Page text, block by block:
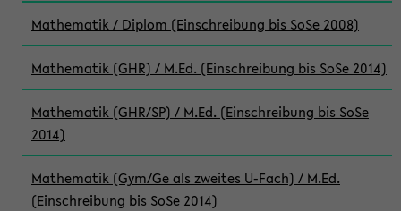
Mathematik / Diplom (Einschreibung bis SoSe 2008)
Mathematik (GHR) / M.Ed. (Einschreibung bis SoSe 2014)
Mathematik (GHR/SP) / M.Ed. (Einschreibung bis SoSe
2014)
Mathematik (Gym/Ge als zweites U-Fach) / M.Ed.
(Einschreibung bis SoSe 2014)